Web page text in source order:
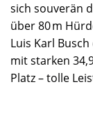
sich souverän
über 80 m
Luis Karl
mit starken
Platz – tolle